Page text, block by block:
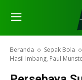
Beranda Sepak Bola
Hasil Imbang, Paul